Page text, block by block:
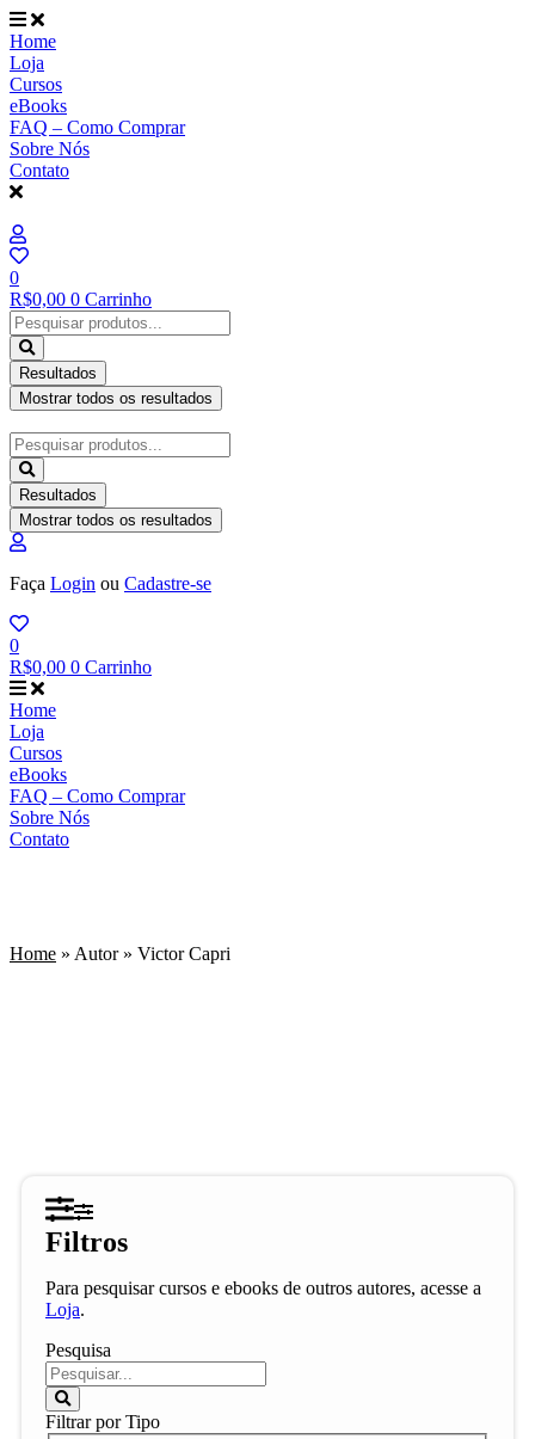
Ir
para
o
conteúdo
Home
Loja
Cursos
eBooks
FAQ – Como Comprar
Sobre Nós
Contato
0
R$0,00 0 Carrinho
Pesquisar
...
Resultados
Mostrar todos os resultados
Pesquisar
...
Resultados
Mostrar todos os resultados
Faça Login ou Cadastre-se
0
R$0,00 0 Carrinho
Home
Loja
Cursos
eBooks
FAQ – Como Comprar
Sobre Nós
Contato
Home » Autor» Victor Capri
Filtros
Para pesquisar cursos e ebooks de outros autores, acesse a
Loja.
Pesquisa
Filtrar por Tipo